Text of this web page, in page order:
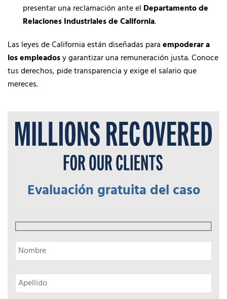
presentar una reclamación ante el Departamento de
Relaciones Industriales de California.
Las leyes de California están diseñadas paraempoderar a
los empleadosy garantizar una remuneración justa. Conoce
tus derechos, pide transparencia y exige el salario que
mereces.
Evaluación gratuita del caso